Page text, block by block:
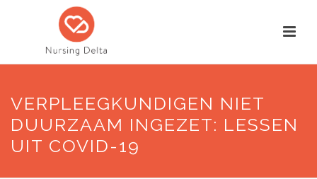
VERPLEEGKUNDIGEN NIET
DUURZAAM INGEZET: LESSEN
UIT COVID-19